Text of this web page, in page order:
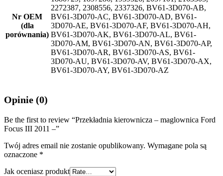
Nr OEM
(dla
porównania)
2272387, 2308556, 2337326, BV61-3D070-AB,
BV61-3D070-AC, BV61-3D070-AD, BV61-
3D070-AE, BV61-3D070-AF, BV61-3D070-AH,
BV61-3D070-AK, BV61-3D070-AL, BV61-
3D070-AM, BV61-3D070-AN, BV61-3D070-AP,
BV61-3D070-AR, BV61-3D070-AS, BV61-
3D070-AU, BV61-3D070-AV, BV61-3D070-AX,
BV61-3D070-AY, BV61-3D070-AZ
Opinie (0)
Be the first to review “Przekładnia kierownicza – maglownica Ford
Focus III 2011 –”
Twój adres email nie zostanie opublikowany. Wymagane pola są
oznaczone *
Jak oceniasz produkt